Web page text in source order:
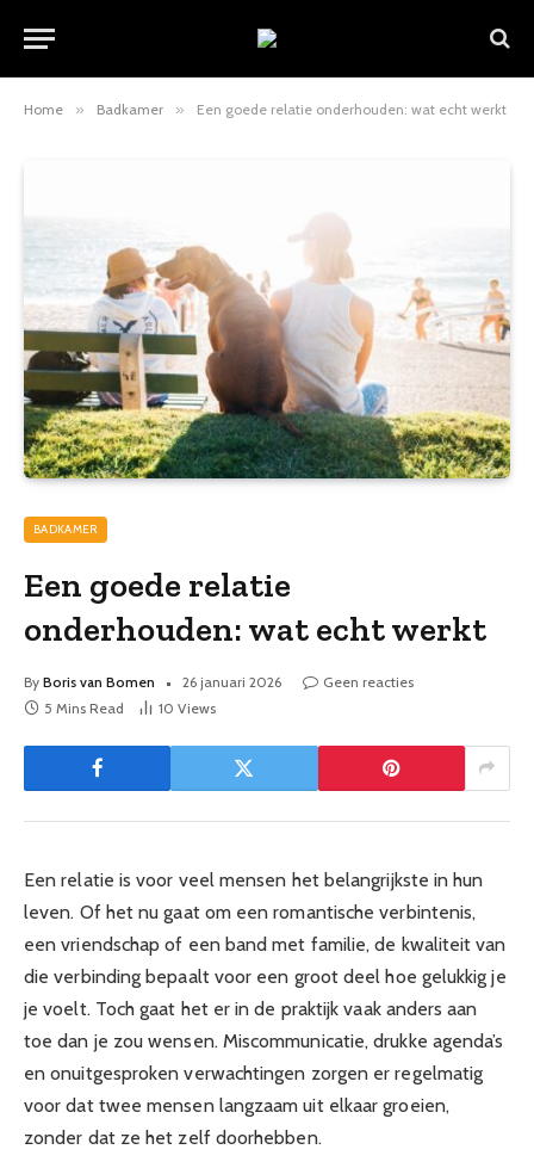
Home » Badkamer » Een goede relatie onderhouden: wat echt werkt
BADKAMER
Een goede relatie
onderhouden: wat echt werkt
By Boris van Bomen 26 januari 2026
Geen reacties
5 Mins Read
10 Views
Een relatie is voor veel mensen het belangrijkste in hun
leven. Of het nu gaat om een romantische verbintenis,
een vriendschap of een band met familie, de kwaliteit van
die verbinding bepaalt voor een groot deel hoe gelukkig je
je voelt. Toch gaat het er in de praktijk vaak anders aan
toe dan je zou wensen. Miscommunicatie, drukke agenda’s
en onuitgesproken verwachtingen zorgen er regelmatig
voor dat twee mensen langzaam uit elkaar groeien,
zonder dat ze het zelf doorhebben.